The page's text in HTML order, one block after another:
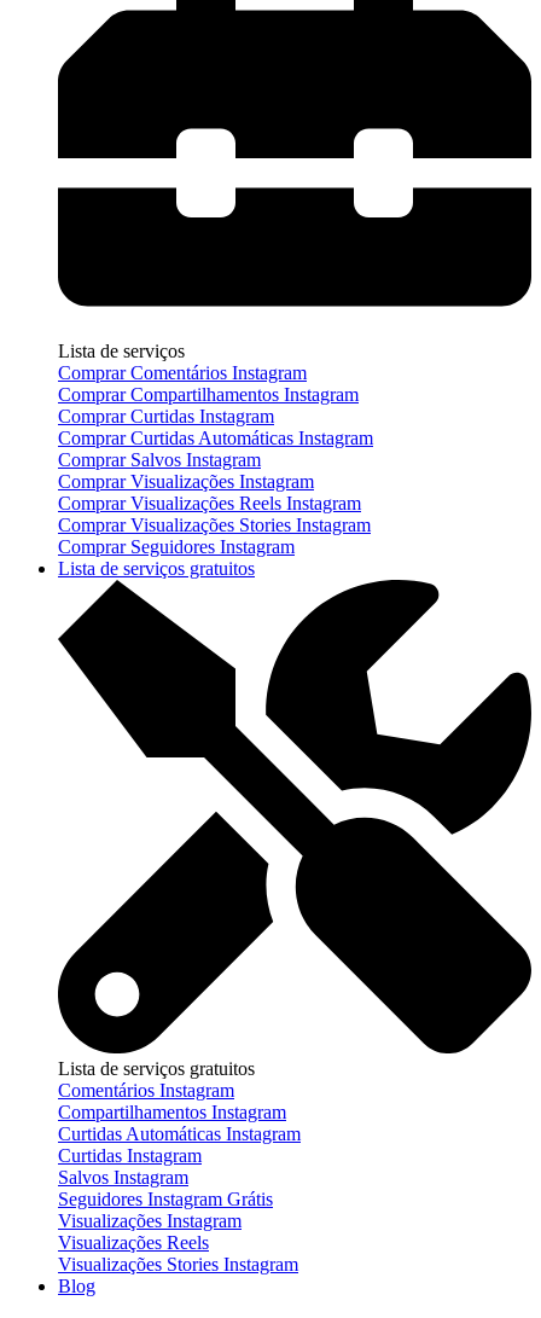
Lista de serviços
Comprar Comentários Instagram
Comprar Compartilhamentos Instagram
Comprar Curtidas Instagram
Comprar Curtidas Automáticas Instagram
Comprar Salvos Instagram
Comprar Visualizações Instagram
Comprar Visualizações Reels Instagram
Comprar Visualizações Stories Instagram
Comprar Seguidores Instagram
Lista de serviços gratuitos
Lista de serviços gratuitos
Comentários Instagram
Compartilhamentos Instagram
Curtidas Automáticas Instagram
Curtidas Instagram
Salvos Instagram
Seguidores Instagram Grátis
Visualizações Instagram
Visualizações Reels
Visualizações Stories Instagram
Blog